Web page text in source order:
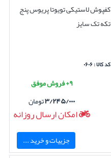
کفپوش لاستیکی تویوتا پریوس پنج
تکه تک سایز
کد کالا : ۰۶۰۶
۹+ فروش موفق
۳/۲۴۵/۰۰۰تومان
امکان ارسال روزانه
جزییات و خرید ...